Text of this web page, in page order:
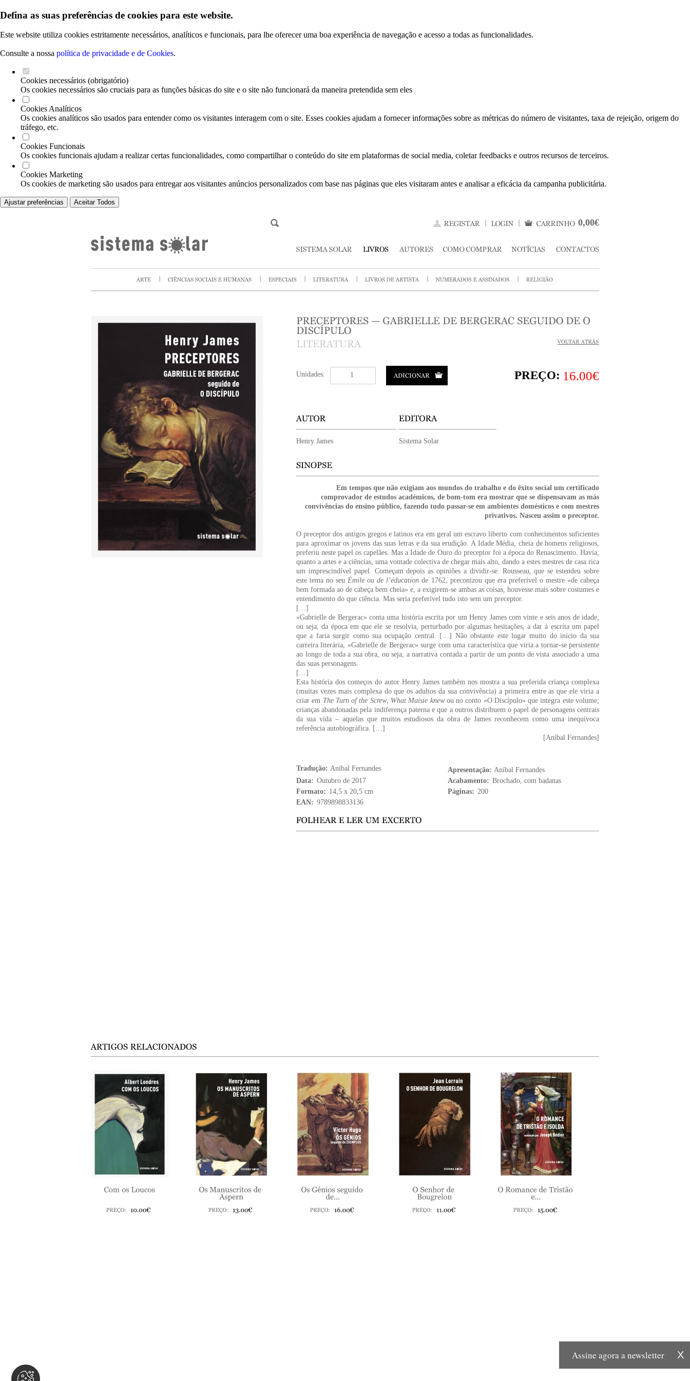
Defina as suas preferências de cookies para este website.
Este website utiliza cookies estritamente necessários, analíticos e funcionais, para lhe oferecer uma boa experiência de navegação e acesso a todas as funcionalidades.
Consulte a nossa política de privacidade e de Cookies.
Cookies necessários (obrigatório)
Os cookies necessários são cruciais para as funções básicas do site e o site não funcionará da maneira pretendida sem eles
Cookies Analíticos
Os cookies analíticos são usados para entender como os visitantes interagem com o site. Esses cookies ajudam a fornecer informações sobre as métricas do número de visitantes, taxa de rejeição, origem do
tráfego, etc.
Cookies Funcionais
Os cookies funcionais ajudam a realizar certas funcionalidades, como compartilhar o conteúdo do site em plataformas de social media, coletar feedbacks e outros recursos de terceiros.
Cookies Marketing
Os cookies de marketing são usados para entregar aos visitantes anúncios personalizados com base nas páginas que eles visitaram antes e analisar a eficácia da campanha publicitária.
Ajustar preferências Aceitar Todos
0,00€
Unidades: PREÇO: 16.00€
Henry James Sistema Solar
Em tempos que não exigiam aos mundos do trabalho e do êxito social um certificado
comprovador de estudos académicos, de bom-tom era mostrar que se dispensavam as más
convivências do ensino público, fazendo tudo passar-se em ambientes domésticos e com mestres
privativos. Nasceu assim o preceptor.
O preceptor dos antigos gregos e latinos era em geral um escravo liberto com conhecimentos suficientes
para aproximar os jovens das suas letras e da sua erudição. A Idade Média, cheia de homens religiosos,
preferiu neste papel os capelães. Mas a Idade de Ouro do preceptor foi a época do Renascimento. Havia,
quanto a artes e a ciências, uma vontade colectiva de chegar mais alto, dando a estes mestres de casa rica
um imprescindível papel. Começam depois as opiniões a dividir-se. Rousseau, que se estendeu sobre
este tema no seuÉmile ou de l’éducation de 1762, preconizou que era preferível o mestre «de cabeça
bem formada ao de cabeça bem cheia» e, a exigirem-se ambas as coisas, houvesse mais sobre costumes e
entendimento do que ciência. Mas seria preferível tudo isto sem um preceptor.
[…]
«Gabrielle de Bergerac» conta uma história escrita por um Henry James com vinte e seis anos de idade;
ou seja, da época em que ele se resolvia, perturbado por algumas hesitações, a dar à escrita um papel
que a faria surgir como sua ocupação central. […] Não obstante este lugar muito do início da sua
carreira literária, «Gabrielle de Bergerac» surge com uma característica que viria a tornar-se persistente
ao longo de toda a sua obra, ou seja, a narrativa contada a partir de um ponto de vista associado a uma
das suas personagens.
[…]
Esta história dos começos do autor Henry James também nos mostra a sua preferida criança complexa
(muitas vezes mais complexa do que os adultos da sua convivência) a primeira entre as que ele viria a
criar em The Turn of the Screw, What Maisie knewou no conto «O Discípulo» que integra este volume;
crianças abandonadas pela indiferença paterna e que a outros distribuem o papel de personagens centrais
da sua vida – aquelas que muitos estudiosos da obra de James reconhecem como uma inequívoca
referência autobiográfica. […]
[Aníbal Fernandes]
Tradução: Aníbal Fernandes Apresentação: Aníbal Fernandes
Data: Outubro de 2017 Acabamento: Brochado, com badanas
Formato: 14,5 x 20,5 cm Páginas: 200
EAN: 9789898833136
X
Assine agora a newsletter